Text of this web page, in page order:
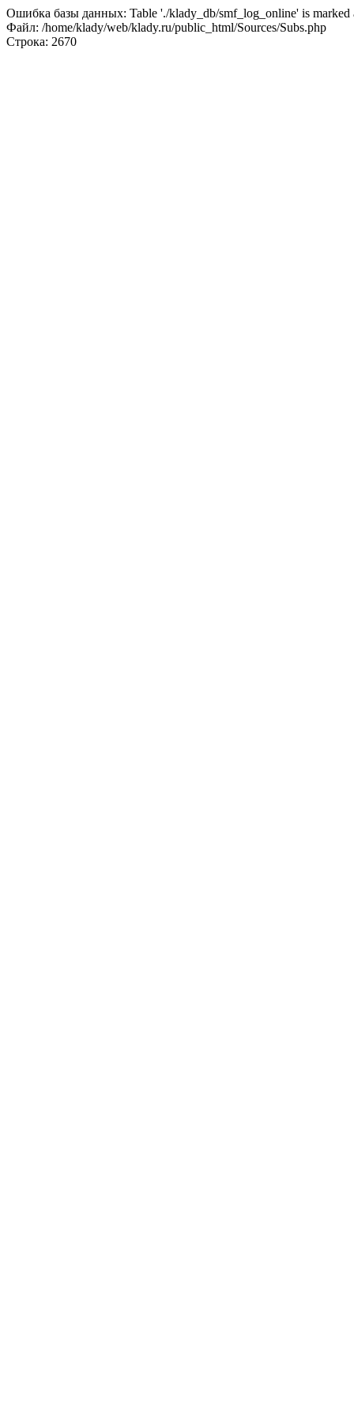
Ошибка базы данных: Table './klady_db/smf_log_online' is marked
Файл: /home/klady/web/klady.ru/public_html/Sources/Subs.php
Строка: 2670